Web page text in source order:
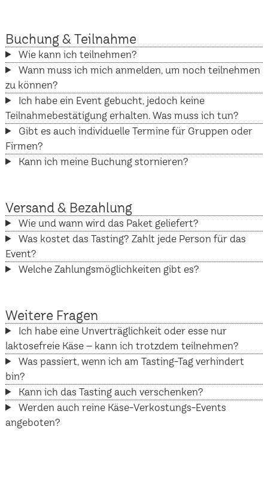
Buchung & Teilnahme
Wie kann ich teilnehmen?
Wann muss ich mich anmelden, um noch teilnehmen
zu können?
Ich habe ein Event gebucht, jedoch keine
Teilnahmebestätigung erhalten. Was muss ich tun?
Gibt es auch individuelle Termine für Gruppen oder
Firmen?
Kann ich meine Buchung stornieren?
Versand & Bezahlung
Wie und wann wird das Paket geliefert?
Was kostet das Tasting? Zahlt jede Person für das
Event?
Welche Zahlungsmöglichkeiten gibt es?
Weitere Fragen
Ich habe eine Unverträglichkeit oder esse nur
laktosefreie Käse – kann ich trotzdem teilnehmen?
Was passiert, wenn ich am Tasting-Tag verhindert
bin?
Kann ich das Tasting auch verschenken?
Werden auch reine Käse-Verkostungs-Events
angeboten?